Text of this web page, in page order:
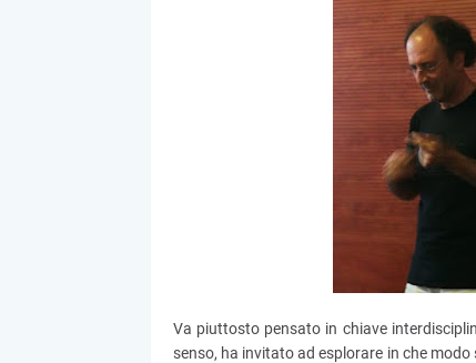
Va piuttosto pensato in chiave
senso, ha invitato ad esplorare in che